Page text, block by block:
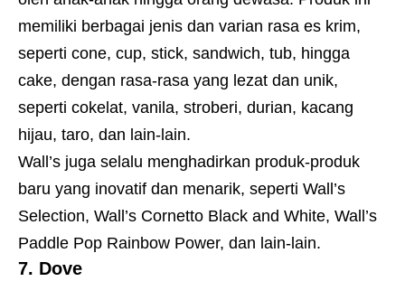
memiliki berbagai jenis dan varian rasa es krim,
seperti cone, cup, stick, sandwich, tub, hingga
cake, dengan rasa-rasa yang lezat dan unik,
seperti cokelat, vanila, stroberi, durian, kacang
hijau, taro, dan lain-lain.
Wall’s juga selalu menghadirkan produk-produk
baru yang inovatif dan menarik, seperti Wall’s
Selection, Wall’s Cornetto Black and White, Wall’s
Paddle Pop Rainbow Power, dan lain-lain.
7. Dove